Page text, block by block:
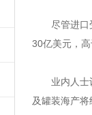
尽管进
30亿美元，
业内人
及罐装海产